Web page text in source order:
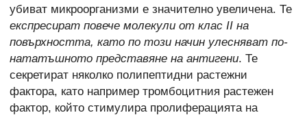
убиват микроорганизми е значително увеличена. Те
експресират повече молекули от клас II на
повърхността, като по този начин улесняват по-
нататъшното представяне на антигени. Те
секретират няколко полипептидни растежни
фактора, като например тромбоцитния растежен
фактор, който стимулира пролиферацията на